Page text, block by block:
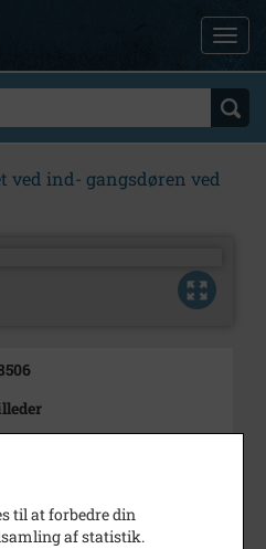
ved ind- gangsdøren ved
til at forbedre din
af statistik.